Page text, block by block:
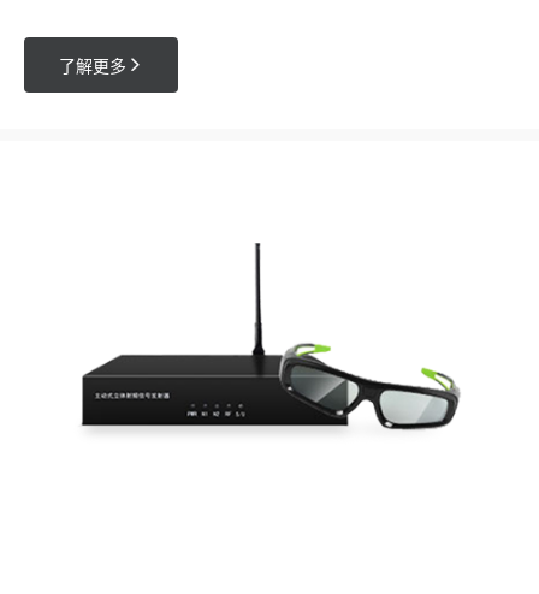
了解更多 